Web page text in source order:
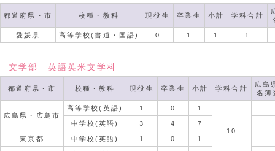
都道府県・市 校種・教科 現役生 卒業生 小計 学科合計
愛媛県 高等学校(書道・国語) 0 1 1 1
文学部 英語英米文学科
都道府県・市 校種・教科 現役生 卒業生 小計 学科合計
広島
名簿
広島県・広島市
高等学校(英語) 1 0 1
10
中学校(英語) 3 4 7
東京都 中学校(英語) 1 0 1